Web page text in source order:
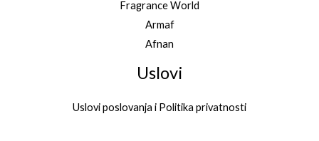
Fragrance World
Armaf
Afnan
Uslovi
Uslovi poslovanja i Politika privatnosti